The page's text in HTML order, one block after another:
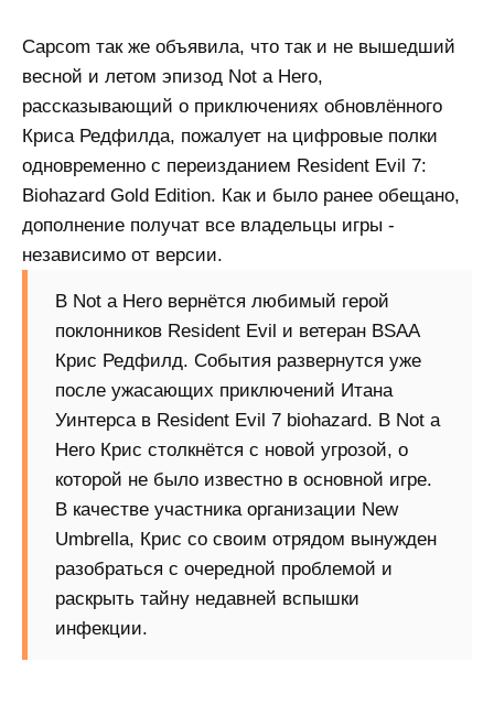
Capcom так же объявила, что так и не вышедший
весной и летом эпизод Not a Hero,
рассказывающий о приключениях обновлённого
Криса Редфилда, пожалует на цифровые полки
одновременно с переизданием Resident Evil 7:
Biohazard Gold Edition. Как и было ранее обещано,
дополнение получат все владельцы игры -
независимо от версии.
В Not a Hero вернётся любимый герой
поклонников Resident Evil и ветеран BSAA
Крис Редфилд. События развернутся уже
после ужасающих приключений Итана
Уинтерса в Resident Evil 7 biohazard. В Not a
Hero Крис столкнётся с новой угрозой, о
которой не было известно в основной игре.
В качестве участника организации New
Umbrella, Крис со своим отрядом вынужден
разобраться с очередной проблемой и
раскрыть тайну недавней вспышки
инфекции.